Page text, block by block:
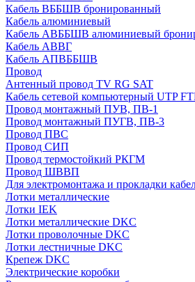
Кабель ВББШВ бронированный
Кабель алюминиевый
Кабель АВББШВ алюминиевый
Кабель АВВГ
Кабель АПВББШВ
Провод
Антенный провод TV RG SAT
Кабель сетевой компьютерный UTP
Провод монтажный ПУВ, ПВ-1
Провод монтажный ПУГВ, ПВ-3
Провод ПВС
Провод СИП
Провод термостойкий РКГМ
Провод ШВВП
Для электромонтажа и прокладки
Лотки металлические
Лотки IEK
Лотки металлические DKC
Лотки проволочные DKC
Лотки лестничные DKC
Крепеж DKC
Электрические коробки